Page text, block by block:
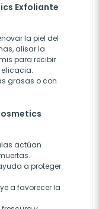
Exfoliante
la piel del
alisar la
para recibir
grasas o con
actúan
a proteger
a favorecer la